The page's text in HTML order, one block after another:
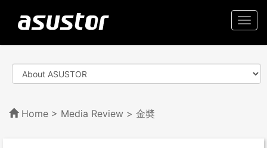
Home > Media Review > 金奬